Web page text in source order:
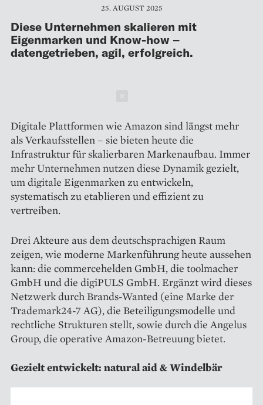
25. AUGUST 2025
Diese Unternehmen skalieren mit
Eigenmarken und Know-how –
datengetrieben, agil, erfolgreich.
Digitale Plattformen wie Amazon sind längst mehr
als Verkaufsstellen – sie bieten heute die
Infrastruktur für skalierbaren Markenaufbau. Immer
mehr Unternehmen nutzen diese Dynamik gezielt,
um digitale Eigenmarken zu entwickeln,
systematisch zu etablieren und effizient zu
vertreiben.
Drei Akteure aus dem deutschsprachigen Raum
zeigen, wie moderne Markenführung heute aussehen
kann: die commercehelden GmbH, die toolmacher
GmbH und die digiPULS GmbH. Ergänzt wird dieses
Netzwerk durch Brands-Wanted (eine Marke der
Trademark24-7 AG), die Beteiligungsmodelle und
rechtliche Strukturen stellt, sowie durch die Angelus
Group, die operative Amazon-Betreuung bietet.
Gezielt entwickelt: natural aid & Windelbär